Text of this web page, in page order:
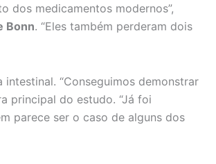
dos medicamentos modernos”,
Bonn. “Eles também perderam dois
“Conseguimos demonstrar
principal do estudo. “Já foi
parece ser o caso de alguns dos